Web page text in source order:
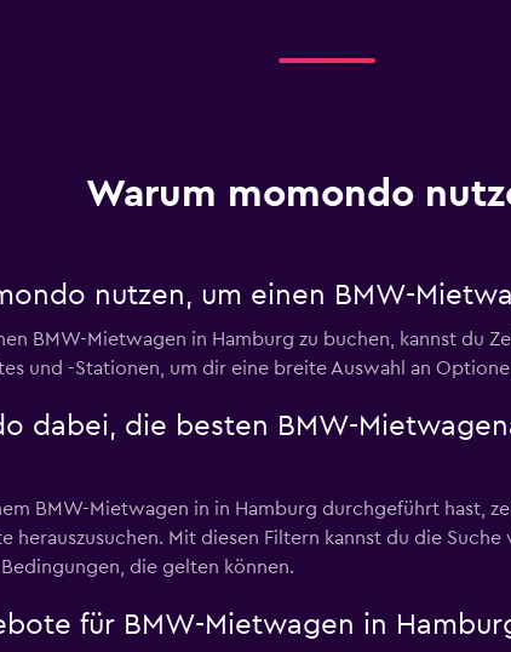
Warum momondo
nutzen, um einen BMW-
BMW-Mietwagen in Hamburg zu buchen, kannst du
und -Stationen, um dir eine breite Auswahl an
dabei, die besten BMW-
BMW-Mietwagen in in Hamburg durchgeführt hast,
herauszusuchen. Mit diesen Filtern kannst du die Suche
die gelten können.
für BMW-Mietwagen in